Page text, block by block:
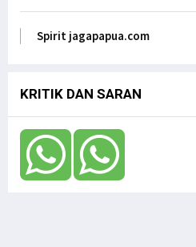
ASN, Ungkap DR.
di DPD RI
Spirit jagapapua.com
KRITIK DAN SARAN